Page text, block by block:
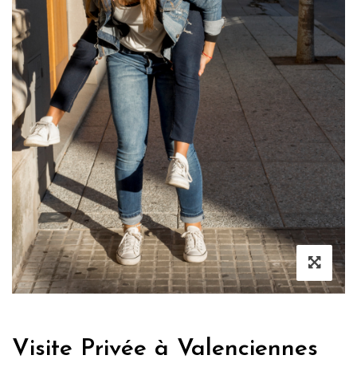
Visite Privée à Valenciennes